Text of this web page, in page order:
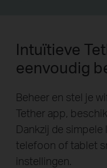
Intuïtieve
eenvoudig
Beheer en stel je
Tether app,
Dankzij de simpele
telefoon of tablet
instellingen.